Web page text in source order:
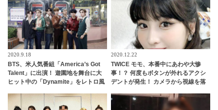
の視線釘づけ
2020.9.18
BTS、米人気番組「America’s Got
Talent」に出演！ 遊園地を舞台に大
ヒット中の「Dynamite」をレトロ風
2020.12.22
TWICE モモ、本番中にあわや大惨
事！？ 何度もボタンが外れるアクシ
デントが発生！ カメラから視線を落
ェッショナルな行動に拍手喝采[動画